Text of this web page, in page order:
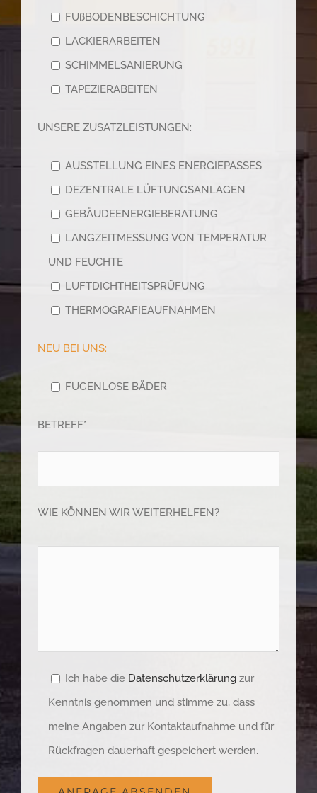
FUßBODENBESCHICHTUNG
LACKIERARBEITEN
SCHIMMELSANIERUNG
TAPEZIERABEITEN
UNSERE ZUSATZLEISTUNGEN:
AUSSTELLUNG EINES ENERGIEPASSES
DEZENTRALE LÜFTUNGSANLAGEN
GEBÄUDEENERGIEBERATUNG
LANGZEITMESSUNG VON TEMPERATUR
UND FEUCHTE
LUFTDICHTHEITSPRÜFUNG
THERMOGRAFIEAUFNAHMEN
NEU BEI UNS:
FUGENLOSE BÄDER
BETREFF*
WIE KÖNNEN WIR WEITERHELFEN?
Ich habe die Datenschutzerklärung zur
Kenntnis genommen und stimme zu, dass
meine Angaben zur Kontaktaufnahme und für
Rückfragen dauerhaft gespeichert werden.